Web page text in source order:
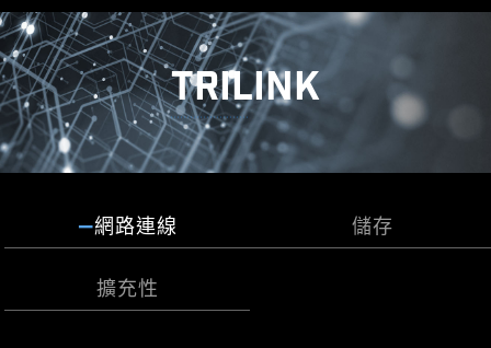
支援自動檢測
2A 供電（風扇）/ 專門
支援 MSI 零組件。
多功能風扇連接埠
MSI 風扇連接埠擁有多用途，既可作為幫浦連接
埠，也可作為風扇連接埠。此連接埠會自動偵測是
否為幫浦或PWM/DC 風扇，其獨特的灰色設計，更
Frozr AI 散熱系統針對CPU 與GPU 溫度進行調校。
AI 系統會偵測CPU 和GPU 的溫度，自動調整系統
TRILINK
網路連線 儲存
擴充性